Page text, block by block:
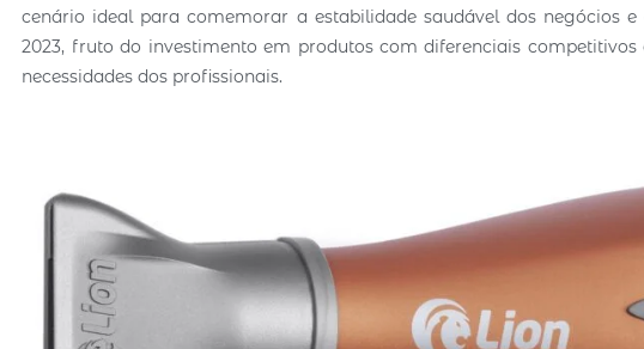
cenário ideal para comemorar a estabilidade saudável dos negócios
2023, fruto do investimento em produtos com diferenciais
necessidades dos profissionais.